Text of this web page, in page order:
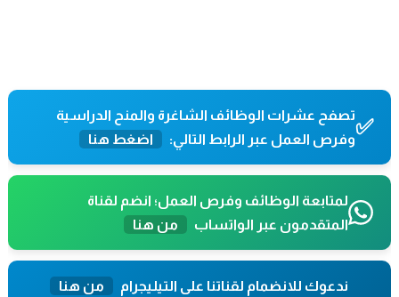
✅تصفح عشرات الوظائف الشاغرة والمنح الدراسية
وفرص العمل عبر الرابط التالي:
اضغط هنا
لمتابعة الوظائف وفرص العمل؛ انضم لقناة
المتقدمون عبر الواتساب
من هنا
ندعوك للانضمام لقناتنا على التيليجرام
من هنا